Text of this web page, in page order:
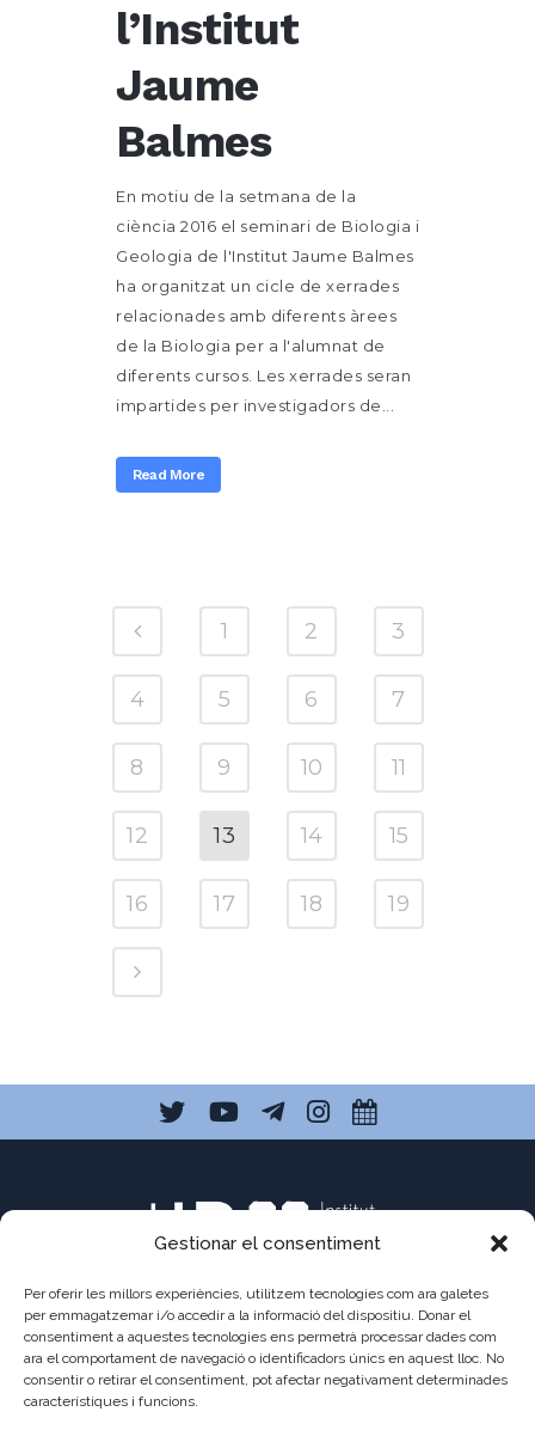
Gestionar el consentiment
Per oferir les millors experiències, utilitzem tecnologies com ara galetes
per emmagatzemar i/o accedir a la informació del dispositiu. Donar el
consentiment a aquestes tecnologies ens permetrà processar dades com
ara el comportament de navegació o identificadors únics en aquest lloc. No
consentir o retirar el consentiment, pot afectar negativament determinades
característiques i funcions.
l’Institut
Jaume
Balmes
En motiu de la setmana de la
ciència 2016 el seminari de Biologia i
Geologia de l'Institut Jaume Balmes
ha organitzat un cicle de xerrades
relacionades amb diferents àrees
de la Biologia per a l'alumnat de
diferents cursos. Les xerrades seran
impartides per investigadors de...
Read More
1 2 3
4 5 6 7
8 9 10 11
12 13 14 15
16 17 18 19
C/ Pau Claris 121
08009 Barcelona